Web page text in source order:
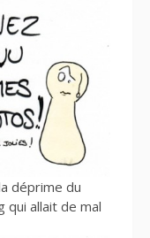
déprime du
allait de mal